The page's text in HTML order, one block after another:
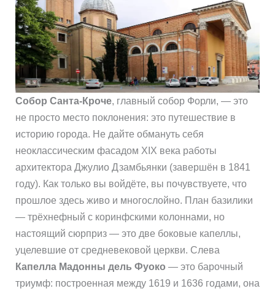
Собор Санта-Кроче, главный собор Форли, — это
не просто место поклонения: это путешествие в
историю города. Не дайте обмануть себя
неоклассическим фасадом XIX века работы
архитектора Джулио Дзамбьянки (завершён в 1841
году). Как только вы войдёте, вы почувствуете, что
прошлое здесь живо и многослойно. План базилики
— трёхнефный с коринфскими колоннами, но
настоящий сюрприз — это две боковые капеллы,
уцелевшие от средневековой церкви. Слева
Капелла Мадонны дель Фуоко — это барочный
триумф: построенная между 1619 и 1636 годами, она